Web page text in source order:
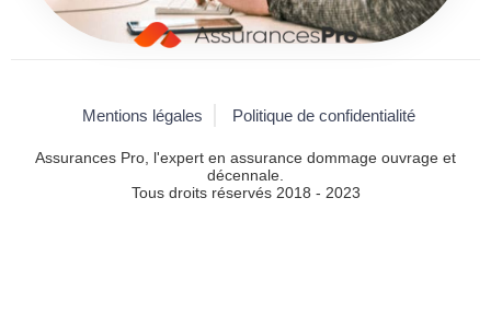
Mentions légales Politique de confidentialité
Assurances Pro, l'expert en assurance dommage ouvrage et
décennale.
Tous droits réservés 2018 - 2023